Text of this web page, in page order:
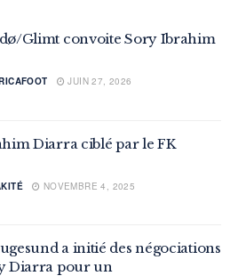
Glimt convoite Sory Ibrahim
JUIN 27, 2026
Diarra ciblé par le FK
NOVEMBRE 4, 2025
a initié des négociations
Diarra pour un